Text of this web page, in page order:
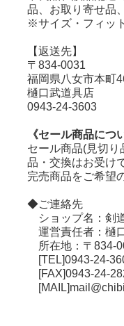
品、お取り寄せ品
※サイズ・フィッ
【返送先】
〒834-0031
福岡県八女市本町
樋口武道具店
0943-24-3603
《セール商品につ
セール商品(見切
品・交換はお受け
完売商品をご希望
◆ご連絡先
ショップ名：剣
運営責任者：
所在地：〒834-
[TEL]0943-24-
[FAX]0943-24-